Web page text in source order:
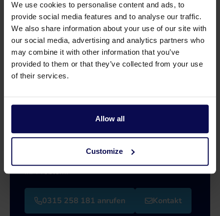
We use cookies to personalise content and ads, to
provide social media features and to analyse our traffic.
We also share information about your use of our site with
our social media, advertising and analytics partners who
may combine it with other information that you’ve
provided to them or that they’ve collected from your use
of their services.
Allow all
Customize
Unsere Spezialisten helfen Ihnen gerne weiter
Ihr Problem!
0315 258 181 anrufen Kontakt